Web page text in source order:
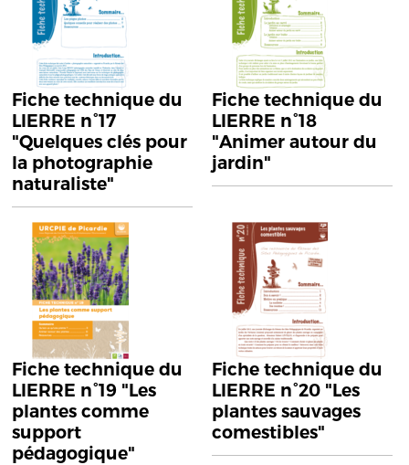
Fiche technique du
LIERRE n°17
"Quelques clés pour
la photographie
naturaliste"
Fiche technique du
LIERRE n°18
"Animer autour du
jardin"
Fiche technique du
LIERRE n°19 "Les
plantes comme
support
pédagogique"
Fiche technique du
LIERRE n°20 "Les
plantes sauvages
comestibles"